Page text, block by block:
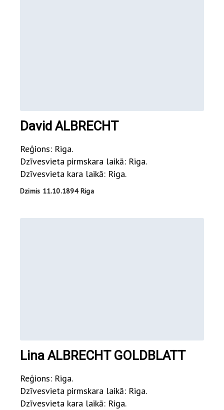
David ALBRECHT
Reģions: Riga.
Dzīvesvieta pirmskara laikā: Riga.
Dzīvesvieta kara laikā: Riga.
Dzimis 11.10.1894 Riga
Lina ALBRECHT GOLDBLATT
Reģions: Riga.
Dzīvesvieta pirmskara laikā: Riga.
Dzīvesvieta kara laikā: Riga.